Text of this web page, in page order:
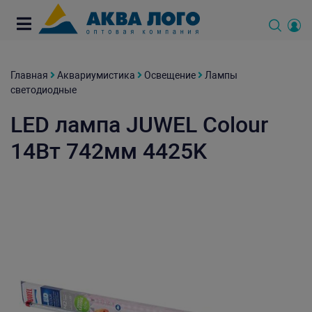
Главная Аквариумистика Освещение
Лампы
светодиодные
LED лампа JUWEL Colour
14Вт 742мм 4425K